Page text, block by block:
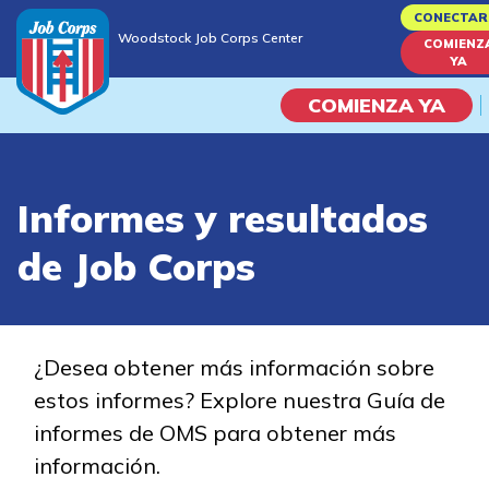
to
content
Woodstock Job Corps Center
YA
COMIENZA YA
Vida En El Campus
Habilidades académicas
Estudiar
Programas de
Informes y resultados
de Job Corps
¿Desea obtener más información sobre
estos informes? Explore nuestra Guía de
informes de OMS para obtener más
información.